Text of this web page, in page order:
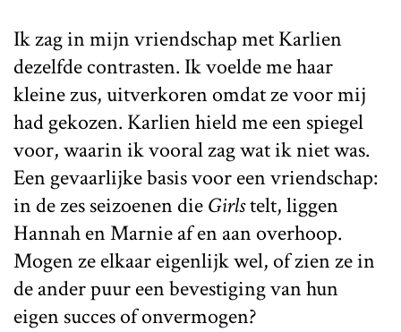
Ik zag in mijn vriendschap met Karlien
dezelfde contrasten. Ik voelde me haar
kleine zus, uitverkoren omdat ze voor mij
had gekozen. Karlien hield me een spiegel
voor, waarin ik vooral zag wat ik niet was.
Een gevaarlijke basis voor een vriendschap:
in de zes seizoenen dieGirlstelt, liggen
Hannah en Marnie af en aan overhoop.
Mogen ze elkaar eigenlijk wel, of zien ze in
de ander puur een bevestiging van hun
eigen succes of onvermogen?